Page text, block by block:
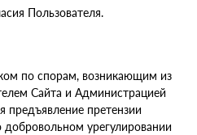
Пользователя.
по спорам, возникающим из
Сайта и Администрацией
предъявление претензии
урегулировании